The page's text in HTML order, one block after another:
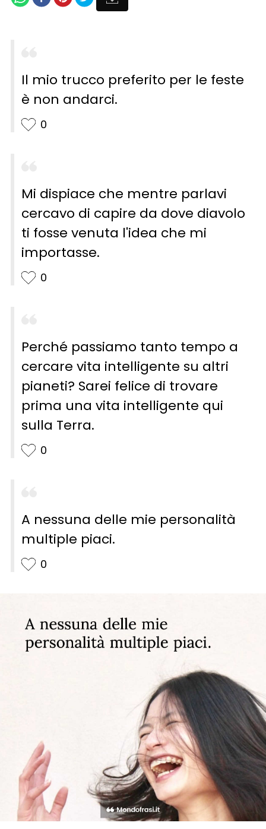
Il mio trucco preferito per le feste
è non andarci.
0
Mi dispiace che mentre parlavi
cercavo di capire da dove diavolo
ti fosse venuta l'idea che mi
importasse.
0
Perché passiamo tanto tempo a
cercare vita intelligente su altri
pianeti? Sarei felice di trovare
prima una vita intelligente qui
sulla Terra.
0
A nessuna delle mie personalità
multiple piaci.
0